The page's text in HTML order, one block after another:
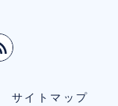
サイトマップ